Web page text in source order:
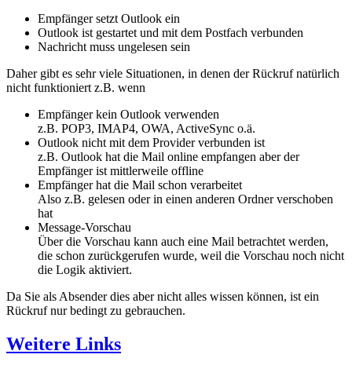
Empfänger setzt Outlook ein
Outlook ist gestartet und mit dem Postfach verbunden
Nachricht muss ungelesen sein
Daher gibt es sehr viele Situationen, in denen der Rückruf natürlich
nicht funktioniert z.B. wenn
Empfänger kein Outlook verwenden
z.B. POP3, IMAP4, OWA, ActiveSync o.ä.
Outlook nicht mit dem Provider verbunden ist
z.B. Outlook hat die Mail online empfangen aber der
Empfänger ist mittlerweile offline
Empfänger hat die Mail schon verarbeitet
Also z.B. gelesen oder in einen anderen Ordner verschoben
hat
Message-Vorschau
Über die Vorschau kann auch eine Mail betrachtet werden,
die schon zurückgerufen wurde, weil die Vorschau noch nicht
die Logik aktiviert.
Da Sie als Absender dies aber nicht alles wissen können, ist ein
Rückruf nur bedingt zu gebrauchen.
Weitere Links